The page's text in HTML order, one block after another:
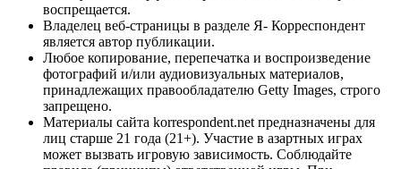
воспрещается.
Владелец веб-страницы в разделе Я- Корреспондент
является автор публикации.
Любое копирование, перепечатка и воспроизведение
фотографий и/или аудиовизуальных материалов,
принадлежащих правообладателю Getty Images, строго
запрещено.
Материалы сайта korrespondent.net предназначены для
лиц старше 21 года (21+). Участие в азартных играх
может вызвать игровую зависимость. Соблюдайте